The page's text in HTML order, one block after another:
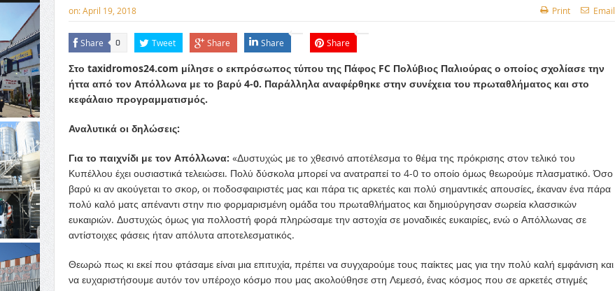
on:April 19, 2018 Print Email
Share 0 Tweet Share Share Share
Στο taxidromos24.com μίλησε ο εκπρόσωπος τύπου της Πάφος FC Πολύβιος Παλιούρας ο οποίος σχολίασε την
ήττα από τον Απόλλωνα με το βαρύ 4-0. Παράλληλα αναφέρθηκε στην συνέχεια του πρωταθλήματος και στο
κεφάλαιο προγραμματισμός.
Αναλυτικά οι δηλώσεις:
Για το παιχνίδι με τον Απόλλωνα: «Δυστυχώς με το χθεσινό αποτέλεσμα το θέμα της πρόκρισης στον τελικό του
Κυπέλλου έχει ουσιαστικά τελειώσει. Πολύ δύσκολα μπορεί να ανατραπεί το 4-0 το οποίο όμως θεωρούμε πλασματικό. Όσο
βαρύ κι αν ακούγεται το σκορ, οι ποδοσφαιριστές μας και πάρα τις αρκετές και πολύ σημαντικές απουσίες, έκαναν ένα πάρα
πολύ καλό ματς απέναντι στην πιο φορμαρισμένη ομάδα του πρωταθλήματος και δημιούργησαν σωρεία κλασσικών
ευκαιριών. Δυστυχώς όμως για πολλοστή φορά πληρώσαμε την αστοχία σε μοναδικές ευκαιρίες, ενώ ο Απόλλωνας σε
αντίστοιχες φάσεις ήταν απόλυτα αποτελεσματικός.
Θεωρώ πως κι εκεί που φτάσαμε είναι μια επιτυχία, πρέπει να συγχαρούμε τους παίκτες μας για την πολύ καλή εμφάνιση και
να ευχαριστήσουμε αυτόν τον υπέροχο κόσμο που μας ακολούθησε στη Λεμεσό, ένας κόσμος που σε αρκετές στιγμές